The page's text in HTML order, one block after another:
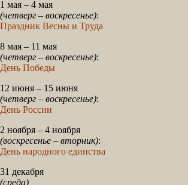
1 мая – 4 мая
(четверг – воскресенье):
Праздник Весны и Труда
8 мая – 11 мая
(четверг – воскресенье):
День Победы
12 июня – 15 июня
(четверг – воскресенье):
День России
2 ноября – 4 ноября
(воскресенье – вторник):
День народного единства
31 декабря
(среда)